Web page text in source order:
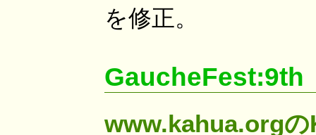
を修正。
GaucheFest:9th
www.kahua.org